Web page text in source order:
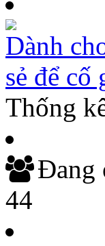
Dành
sẻ để cố
Thống
Đang
44